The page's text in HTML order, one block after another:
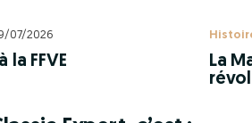
07/2026
la FFVE
La